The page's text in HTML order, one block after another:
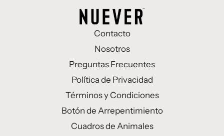
Contacto
Nosotros
Preguntas Frecuentes
Política de Privacidad
Términos y Condiciones
Botón de Arrepentimiento
Cuadros de Animales